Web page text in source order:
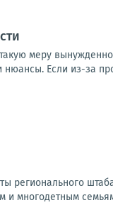
меру
нюансы. Если из-за
регионального
многодетным